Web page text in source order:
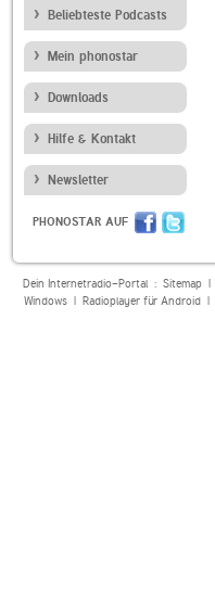
Beliebteste Podcasts
Mein phonostar
Downloads
Hilfe & Kontakt
Newsletter
PHONOSTAR AUF
Dein Internetradio-Portal : Sitemap|
Windows| Radioplayer für Android|